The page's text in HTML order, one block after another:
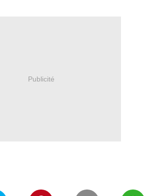
Publicité